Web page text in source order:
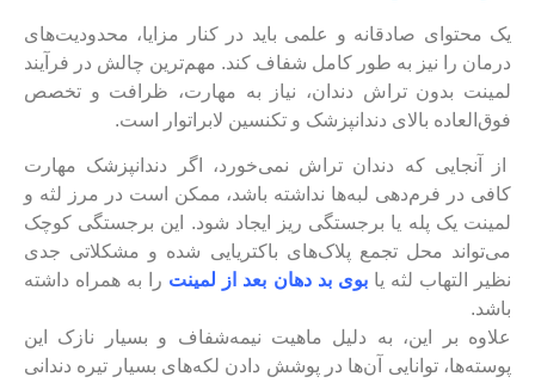
یک محتوای صادقانه و علمی باید در کنار مزایا، محدودیت‌های
درمان را نیز به طور کامل شفاف کند. مهم‌ترین چالش در فرآیند
لمینت بدون تراش دندان، نیاز به مهارت، ظرافت و تخصص
فوق‌العاده بالای دندانپزشک و تکنسین لابراتوار است.
از آنجایی که دندان تراش نمی‌خورد، اگر دندانپزشک مهارت
کافی در فرم‌دهی لبه‌ها نداشته باشد، ممکن است در مرز لثه و
لمینت یک پله یا برجستگی ریز ایجاد شود. این برجستگی کوچک
می‌تواند محل تجمع پلاک‌های باکتریایی شده و مشکلاتی جدی
نظیر التهاب لثه یابوی بد دهان بعد از لمینت را به همراه داشته
باشد.
علاوه بر این، به دلیل ماهیت نیمه‌شفاف و بسیار نازک این
پوسته‌ها، توانایی آن‌ها در پوشش دادن لکه‌های بسیار تیره دندانی